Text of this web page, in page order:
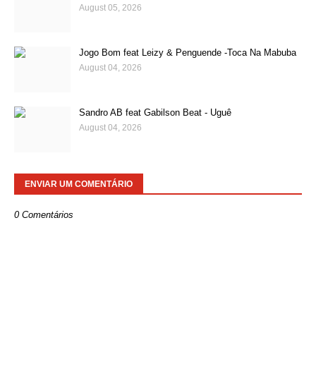
August 05, 2026
Jogo Bom feat Leizy & Penguende -Toca Na Mabuba
August 04, 2026
Sandro AB feat Gabilson Beat - Uguê
August 04, 2026
ENVIAR UM COMENTÁRIO
0 Comentários